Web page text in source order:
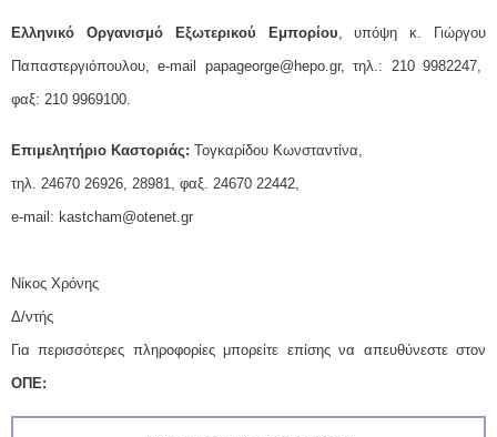
Eλληνικό Οργανισμό Εξωτερικού Εμπορίου, υπόψη κ. Γιώργου
Παπαστεργιόπουλου, e-mail papageorge@hepo.gr, τηλ.: 210 9982247,
φαξ: 210 9969100.
Επιμελητήριο Καστοριάς: Τογκαρίδου Κωνσταντίνα,
τηλ. 24670 26926, 28981, φαξ. 24670 22442,
e-mail: kastcham@otenet.gr
Νίκος Χρόνης
Δ/ντής
Για περισσότερες πληροφορίες μπορείτε επίσης να απευθύνεστε στον
ΟΠΕ: